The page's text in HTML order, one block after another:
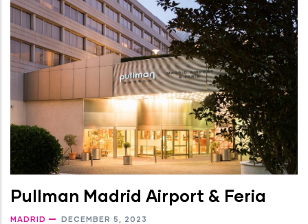
Pullman Madrid Airport & Feria
MADRID DECEMBER 5, 2023